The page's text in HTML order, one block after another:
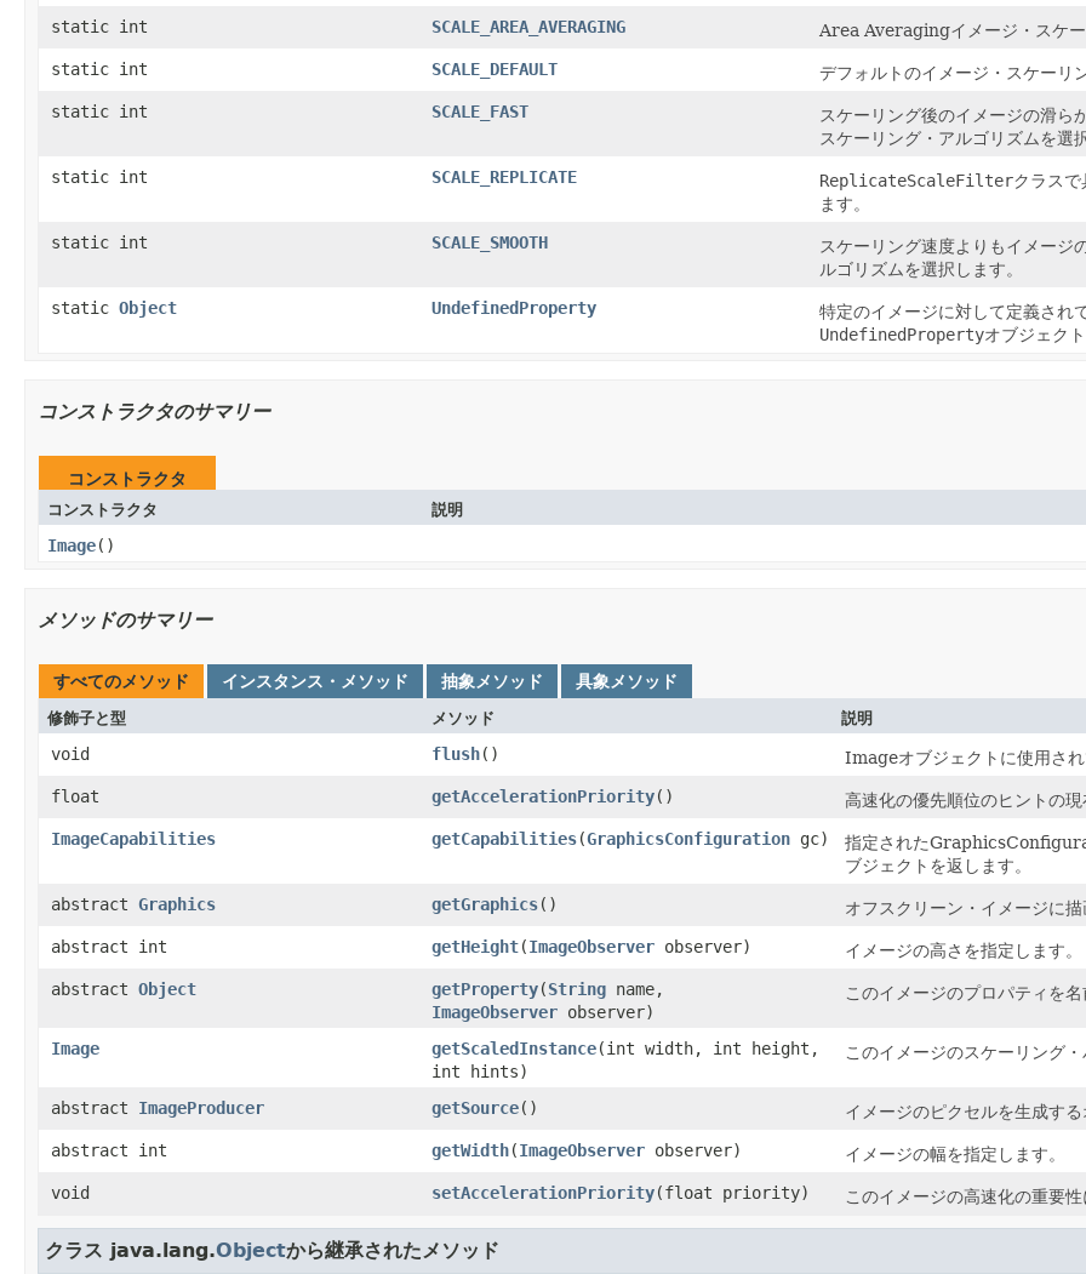
static int
SCALE_AREA_AVERAGING
Area Averagingイメージ・スケ
static int
SCALE_DEFAULT
デフォルトのイメージ・スケーリ
static int
SCALE_FAST
スケーリング後のイメージの滑ら
スケーリング・アルゴリズムを選
static int
SCALE_REPLICATE ReplicateScaleFilterクラス
ます。
static int
SCALE_SMOOTH
スケーリング速度よりもイメージ
ルゴリズムを選択します。
static Object UndefinedProperty
特定のイメージに対して定義され
UndefinedPropertyオブジェク
コンストラクタのサマリー
コンストラクタ
コンストラクタ 説明
Image()
メソッドのサマリー
すべてのメソッド インスタンス・メソッド 抽象メソッド 具象メソッド
修飾子と型 メソッド 説明
void flush()
Imageオブジェクトに使用さ
float
getAccelerationPriority()
高速化の優先順位のヒントの
ImageCapabilities
getCapabilities(GraphicsConfiguration gc)
指定された
ブジェクトを返します。
abstract Graphics getGraphics()
オフスクリーン・イメージに
abstract int
getHeight(ImageObserver observer)
イメージの高さを指定します。
abstract Object getProperty(String name,
ImageObserver observer)
このイメージのプロパティを
Image getScaledInstance(int width, int height,
int hints)
このイメージのスケーリング
abstract ImageProducer getSource()
イメージのピクセルを生成す
abstract int
getWidth(ImageObserver observer)
イメージの幅を指定します。
void
setAccelerationPriority(float priority) このイメージの高速化の重要
クラス java.lang.Objectから継承されたメソッド